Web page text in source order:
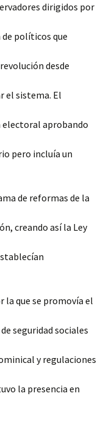
dirigidos por
políticos que
desde
el sistema. El
electoral aprobando
pero incluía un
de reformas de la
creando así la Ley
la que se promovía el
seguridad sociales
y regulaciones
la presencia en